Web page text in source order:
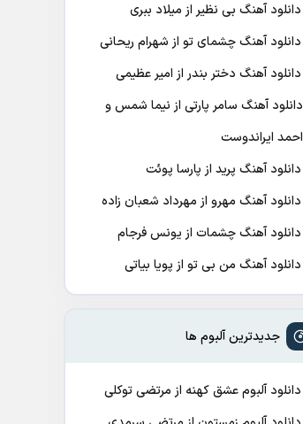
دانلود آهنگ بی نظیر از میلاد ببری
دانلود آهنگ چشمای تو از شهرام ریحانی
دانلود آهنگ دختر بندر از امیر عظیمی
دانلود آهنگ سامر پارتی از نیما شمس و
احمد ایراندوست
دانلود آهنگ پرید از پارسا پوئت
دانلود آهنگ مهرو از مهرداد شعبان زاده
دانلود آهنگ چشمات از یونس فرجام
دانلود آهنگ من بی تو از پویا بیاتی
جدیدترین آلبوم ها
دانلود آلبوم عشق کهنه از مرتضی توکلی